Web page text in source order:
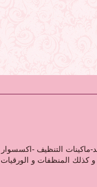
ماكينات التنظيف -اكسسوار
و كذلك المنظفات و الورقيات